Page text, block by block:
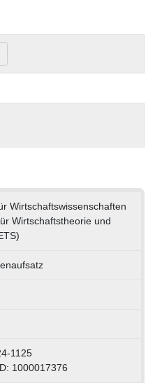
Wirtschaftswissenschaften
Wirtschaftstheorie und
1125
1000017376